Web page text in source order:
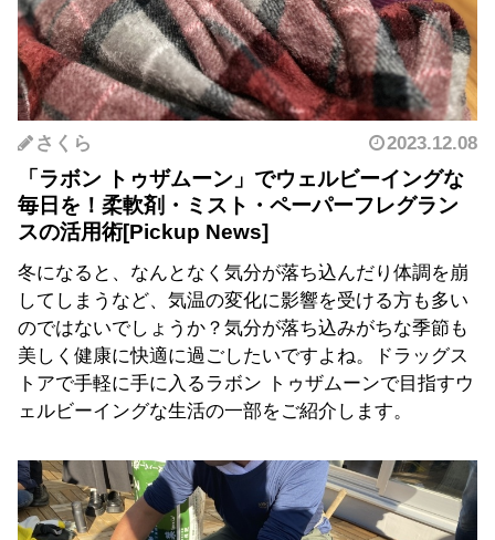
さくら 2023.12.08
「ラボン トゥザムーン」でウェルビーイングな
毎日を！柔軟剤・ミスト・ペーパーフレグラン
スの活用術
冬になると、なんとなく気分が落ち込んだり体調を崩
してしまうなど、気温の変化に影響を受ける方も多い
のではないでしょうか？気分が落ち込みがちな季節も
美しく健康に快適に過ごしたいですよね。ドラッグス
トアで手軽に手に入るラボン トゥザムーンで目指すウ
ェルビーイングな生活の一部をご紹介します。